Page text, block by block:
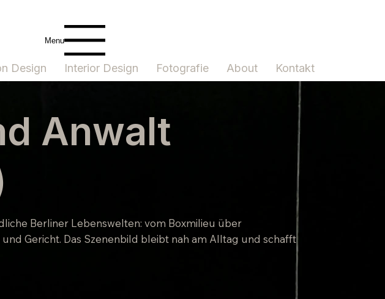
Design Interior Design Fotografie About Kontakt
Menu
Anwalt
Berliner Lebenswelten: vom Boxmilieu über
Gericht. Das Szenenbild bleibt nah am Alltag und schafft